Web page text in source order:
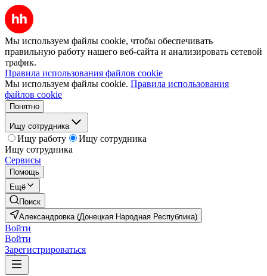
Мы используем файлы cookie, чтобы обеспечивать
правильную работу нашего веб-сайта и анализировать сетевой
трафик.
Правила использования файлов cookie
Мы используем файлы cookie. Правила использования
файлов cookie
Понятно
Ищу сотрудника
Ищу работу
Ищу сотрудника
Ищу сотрудника
Сервисы
Помощь
Ещё
Поиск
Александровка (Донецкая Народная Республика)
Войти
Войти
Зарегистрироваться